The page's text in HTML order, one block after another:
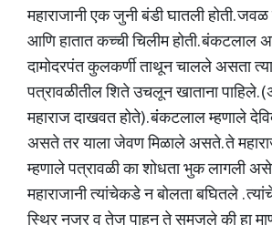
महाराजानी एक जुनी बंडी घातली होती.
आणि हातात कच्ची चिलीम होती. बंकटलाल
दामोदरपंत कुलकर्णी ताथून चालले असता
पत्रावळीतील शिते उचलून खाताना पाहिले.
महाराज दाखवत होते). बंंकटलाल म्हणाले
असते तर याला जेवण मिळाले असते. ते
म्हणाले पत्रावळी का शोधता भुक लागली
महाराजानी त्यांचेकडे न बोलता बघितले .